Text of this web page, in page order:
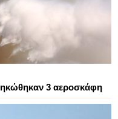
3 αεροσκάφη